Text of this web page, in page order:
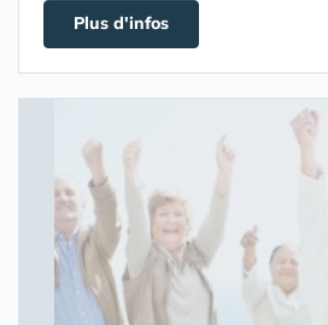
Plus d'infos